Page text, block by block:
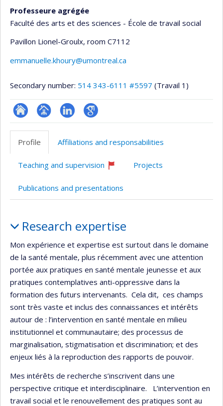
Professeure agrégée
Faculté des arts et des sciences - École de travail social
Pavillon Lionel-Groulx, room C7112
emmanuelle.khoury@umontreal.ca
Secondary number: 514 343-6111 #5597 (Travail 1)
ResearchGate
Page
(faculté,département,école)
LinkedInGoogle
Profile Affiliations and responsabilities
Teaching and supervision
recruiting
Projects
Publications and presentations
Research expertise
Mon expérience et expertise est surtout dans le domaine
de la santé mentale, plus récemment avec une attention
portée aux pratiques en santé mentale jeunesse et aux
pratiques contemplatives anti-oppressive dans la
formation des futurs intervenants. Cela dit, ces champs
sont très vaste et inclus des connaissances et intérêts
autour de : l’intervention en santé mentale en milieu
institutionnel et communautaire; des processus de
marginalisation, stigmatisation et discrimination; et des
enjeux liés à la reproduction des rapports de pouvoir.
Mes intérêts de recherche s’inscrivent dans une
perspective critique et interdisciplinaire. L’intervention en
travail social et le renouvellement des pratiques sont au